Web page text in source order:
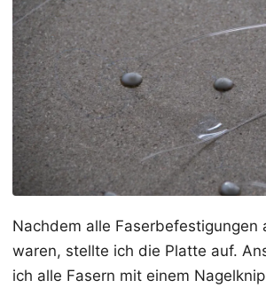
Nachdem alle Faserbefestigungen
waren, stellte ich die Platte auf.
ich alle Fasern mit einem